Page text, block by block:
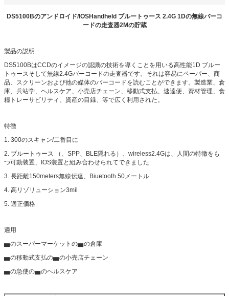
DS5100Bのアンドロイド/IOSHandheld ブルートゥース 2.4G 1Dの無線バーコ
ードの走査器2Mの貯蔵
製品の説明
DS5100BはCCDのイメージの認識の技術を導くことを用いる高性能1D ブルー
トゥースそして無線2.4Gバーコードの走査器です。それは容易にペーパー、商
品、スクリーンおよび他の媒体のバーコードを読むことができます。製造業、倉
庫、兵站学、ヘルスケア、小売店チェーン、移動式支払、速達便、資材管理、食
糧トレーサビリティ、資産の目録、等で広く利用された。
特徴
1. 300のスキャン/二番目に
2. ブルートゥース （、SPP、BLE隠れる）、wireless2.4Gは、人間の特徴をも
つ可動装置、IOS装置と組み合わせられてできました
3. 長距離150meters無線伝達、Biuetooth 50メートル
4. 高リゾリューション3mil
5. 適正価格
適用
▅のスーパーマーケットの▅の倉庫
▅の移動式支払の▅の小売店チェーン
▅の急使の▅のヘルスケア